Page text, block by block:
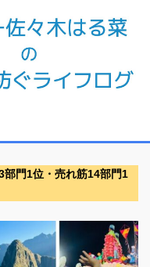
門1位・売れ筋14部門1